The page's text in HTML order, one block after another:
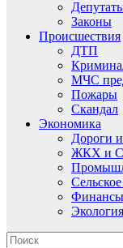
Законы
Происшествия
ДТП
МЧС
Пожары
Скандал
Экономика
Дороги
ЖКХ и
Финансы
Экология